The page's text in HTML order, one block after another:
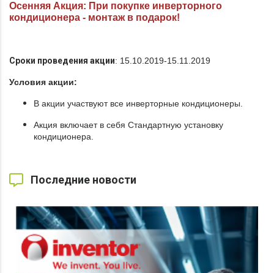
Осенняя Акция: При покупке инверторного
кондиционера - монтаж в подарок!
Сроки проведения акции: 15.10.2019-15.11.2019
Условия акции:
В акции участвуют все инверторные кондиционеры.
Акция включает в себя Стандартную установку
кондиционера.
Последние новости